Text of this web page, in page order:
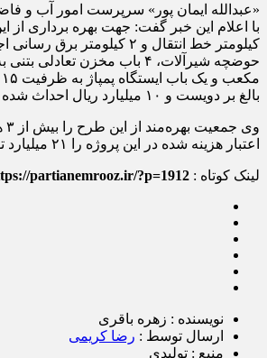
«عبدالله ایمان پور» سرپرست امور آب و
بالغ بر دویست و ۱۰ میلیارد ریال احداث شده است.
اعتبار هزینه شده در این پروژه را ۲۱ میلیارد تومان برآورد نمود.
لینک کوتاه : partianemrooz.ir/?p=1912
نویسنده : زهره باقری
ارسال توسط : رضا کریمی
منبع : تولیدی